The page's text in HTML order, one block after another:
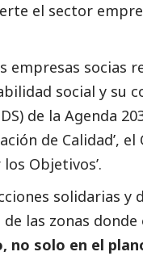
el sector
empresas socias
social y su
de la Agenda
de Calidad’, el
los Objetivos’.
solidarias y
las zonas
solo en el